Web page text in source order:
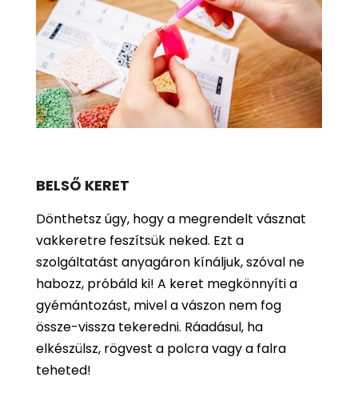
BELSŐ KERET
Dönthetsz úgy, hogy a megrendelt vásznat
vakkeretre feszítsük neked. Ezt a
szolgáltatást anyagáron kínáljuk, szóval ne
habozz, próbáld ki! A keret megkönnyíti a
gyémántozást, mivel a vászon nem fog
össze-vissza tekeredni. Ráadásul, ha
elkészülsz, rögvest a polcra vagy a falra
teheted!